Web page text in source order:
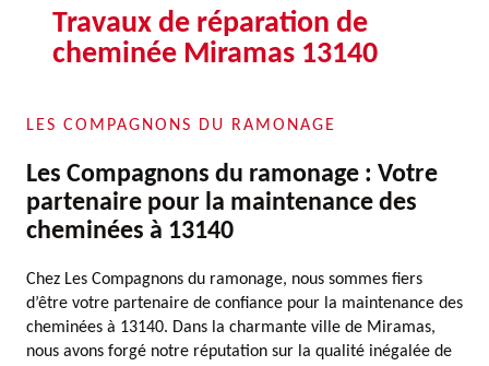
Travaux de réparation de
cheminée Miramas 13140
LES COMPAGNONS DU RAMONAGE
Les Compagnons du ramonage : Votre
partenaire pour la maintenance des
cheminées à 13140
Chez Les Compagnons du ramonage, nous sommes fiers
d’être votre partenaire de confiance pour la maintenance des
cheminées à 13140. Dans la charmante ville de Miramas,
nous avons forgé notre réputation sur la qualité inégalée de